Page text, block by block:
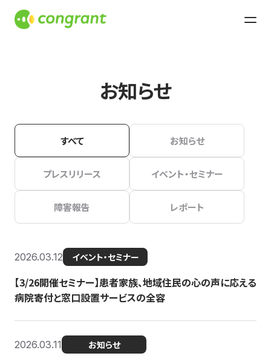
お知らせ
すべて お知らせ
プレスリリース イベント・セミナー
障害報告 レポート
2026.03.12 イベント・セミナー
【3/26開催セミナー】患者家族、地域住民の心の声に応える
病院寄付と窓口設置サービスの全容
2026.03.11 お知らせ